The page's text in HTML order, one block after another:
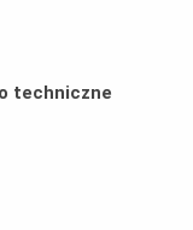
techniczne